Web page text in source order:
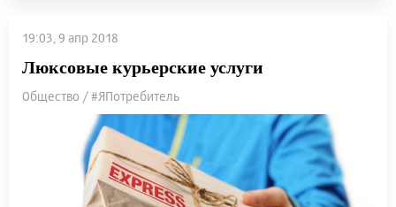
19:03, 9 апр 2018
Люксовые курьерские услуги
Общество / #ЯПотребитель